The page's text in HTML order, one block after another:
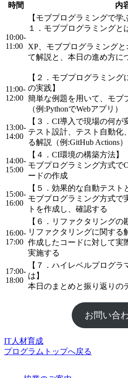
時間 内
10:00-
11:00
【モブプログラミングで学
１．モブプログラミングと
XP、モブプログラミング
て解説と、本日の進め方に
11:00-
12:00
【２．モブプログラミン
の実践】
簡単な例題を用いて、モブ
（例:PythonでWebアプリ）
13:00-
14:00
【３．CI導入で現場の何が
テスト設計、テスト自動化
る解説（例:GitHub Actions）
14:00-
15:00
【４．CI環境の構築方法】
モブプログラミング方式で
ードの作成
15:00-
16:00
【５．効果的な自動テスト
モブプログラミング方式で
トを作成し、確認する
16:00-
17:00
【６．リファクタリングの
リファクタリングに関する
作成したコードに対して実
実施する
17:00-
18:00
【７．ハイレベルプログ
は】
本日のまとめと振り返りの
お問い合
IT人材育成
プログラムトップへ戻る